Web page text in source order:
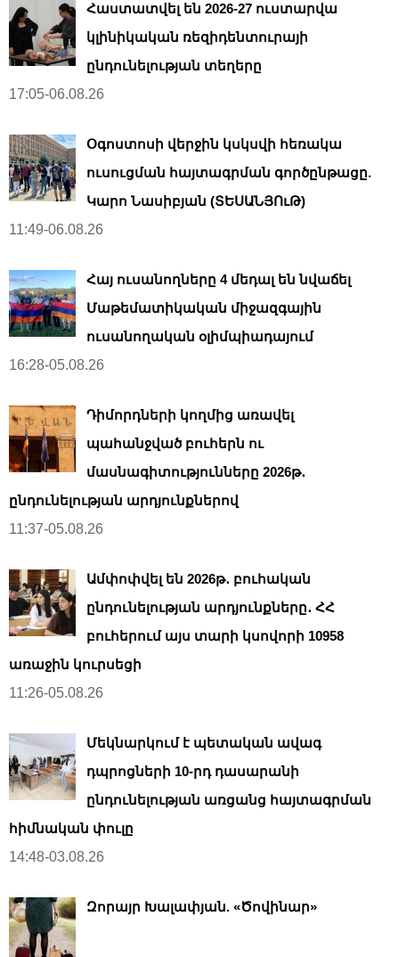
Հաստատվել են 2026-27 ուստարվա
կլինիկական ռեզիդենտուրայի
ընդունելության տեղերը
17:05-06.08.26
Օգոստոսի վերջին կսկսվի հեռակա
ուսուցման հայտագրման գործընթացը.
Կարո Նասիբյան (ՏԵՍԱՆՅՈւԹ)
11:49-06.08.26
Հայ ուսանողները 4 մեդալ են նվաճել
Մաթեմատիկական միջազգային
ուսանողական օլիմպիադայում
16:28-05.08.26
Դիմորդների կողմից առավել
պահանջված բուհերն ու
մասնագիտությունները 2026թ․
ընդունելության արդյունքներով
11:37-05.08.26
Ամփոփվել են 2026թ․ բուհական
ընդունելության արդյունքները․ ՀՀ
բուհերում այս տարի կսովորի 10958
առաջին կուրսեցի
11:26-05.08.26
Մեկնարկում է պետական ավագ
դպրոցների 10-րդ դասարանի
ընդունելության առցանց հայտագրման
հիմնական փուլը
14:48-03.08.26
Զորայր Խալափյան. «Ծովինար»